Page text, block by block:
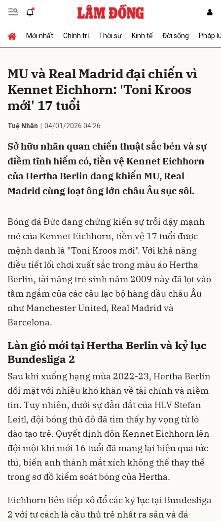
Mới nhất Chính trị Thời sự Kinh tế Đời sống Pháp
MU và Real Madrid đại chiến vì
Kennet Eichhorn: 'Toni Kroos
mới' 17 tuổi
Tuệ Nhân 04/01/2026 04:26
Sở hữu nhãn quan chiến thuật sắc bén và sự
điềm tĩnh hiếm có, tiền vệ Kennet Eichhorn
của Hertha Berlin đang khiến MU, Real
Madrid cùng loạt ông lớn châu Âu sục sôi.
Bóng đá Đức đang chứng kiến sự trỗi dậy mạnh
mẽ của Kennet Eichhorn, tiền vệ 17 tuổi được
mệnh danh là "Toni Kroos mới". Với khả năng
điều tiết lối chơi xuất sắc trong màu áo Hertha
Berlin, tài năng trẻ sinh năm 2009 này đã lọt vào
tầm ngắm của các câu lạc bộ hàng đầu châu Âu
như Manchester United, Real Madrid và
Barcelona.
Làn gió mới tại Hertha Berlin và kỷ lục
Bundesliga 2
Sau khi xuống hạng mùa 2022-23, Hertha Berlin
đối mặt với nhiều khó khăn về tài chính và niềm
tin. Tuy nhiên, dưới sự dẫn dắt của HLV Stefan
Leitl, đội bóng thủ đô đã tìm thấy hy vọng từ lò
đào tạo trẻ. Quyết định đôn Kennet Eichhorn lên
đội một khi mới 16 tuổi đã mang lại hiệu quả tức
thì, biến anh thành mắt xích không thể thay thế
trong sơ đồ kiểm soát bóng của Hertha.
Eichhorn liên tiếp xô đổ các kỷ lục tại Bundesliga
2 với tư cách là cầu thủ trẻ nhất ra sân và đá
Gửi bình luận
Hủy Gửi